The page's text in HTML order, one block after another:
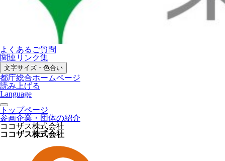
よくあるご質問
関連リンク集
文字サイズ・色合い
都庁総合ホームページ
読み上げる
Language
トップページ
参画企業・団体の紹介
ココザス株式会社
ココザス株式会社